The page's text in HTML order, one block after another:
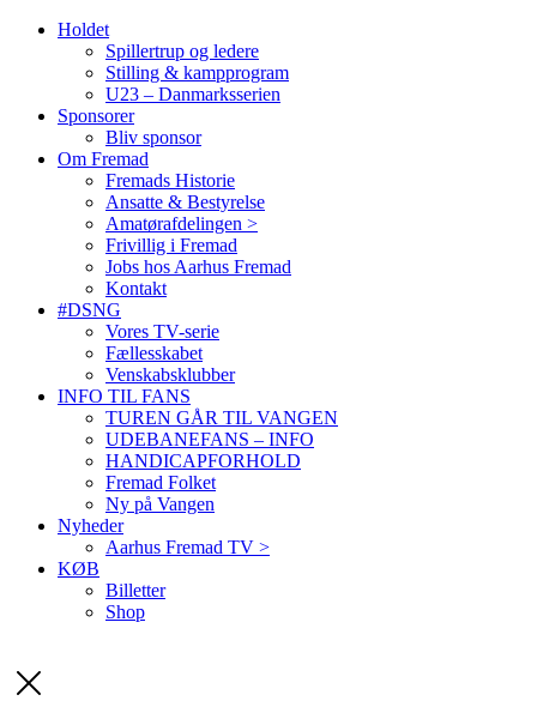
Holdet
Spillertrup og ledere
Stilling & kampprogram
U23 – Danmarksserien
Sponsorer
Bliv sponsor
Om Fremad
Fremads Historie
Ansatte & Bestyrelse
Amatørafdelingen >
Frivillig i Fremad
Jobs hos Aarhus Fremad
Kontakt
#DSNG
Vores TV-serie
Fællesskabet
Venskabsklubber
INFO TIL FANS
TUREN GÅR TIL VANGEN
UDEBANEFANS – INFO
HANDICAPFORHOLD
Fremad Folket
Ny på Vangen
Nyheder
Aarhus Fremad TV >
KØB
Billetter
Shop